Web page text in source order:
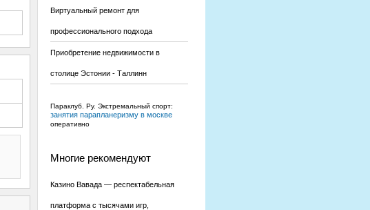
Виртуальный ремонт для
профессионального подхода
Приобретение недвижимости в
столице Эстонии - Таллинн
Параклуб. Ру. Экстремальный спорт:
занятия парапланеризму в москве
оперативно
Многие рекомендуют
Казино Вавада — респектабельная
платформа с тысячами игр,